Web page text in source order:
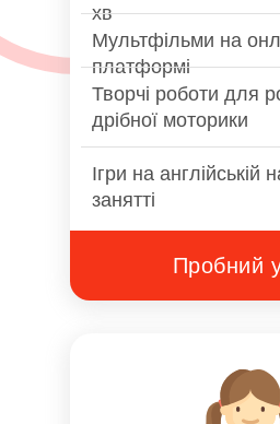
Пробний
хв
Мультфільми на
платформі
Творчі роботи для
дрібної моторики
Ігри на англійській
занятті